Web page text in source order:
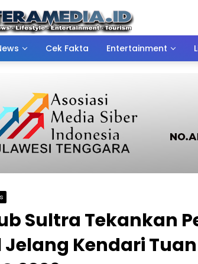
Cek Fakta Entertainment
Sultra Tekankan
Jelang Kendari